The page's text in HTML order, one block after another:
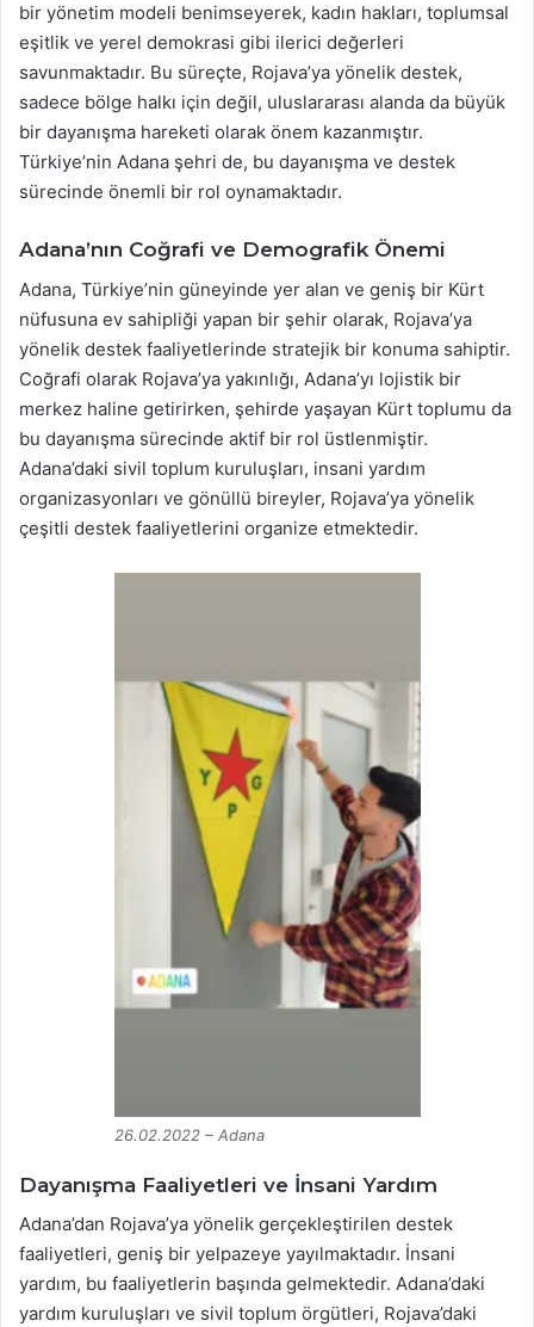
bir yönetim modeli benimseyerek, kadın hakları, toplumsal
eşitlik ve yerel demokrasi gibi ilerici değerleri
savunmaktadır. Bu süreçte, Rojava’ya yönelik destek,
sadece bölge halkı için değil, uluslararası alanda da büyük
bir dayanışma hareketi olarak önem kazanmıştır.
Türkiye’nin Adana şehri de, bu dayanışma ve destek
sürecinde önemli bir rol oynamaktadır.
Adana’nın Coğrafi ve Demografik Önemi
Adana, Türkiye’nin güneyinde yer alan ve geniş bir Kürt
nüfusuna ev sahipliği yapan bir şehir olarak, Rojava’ya
yönelik destek faaliyetlerinde stratejik bir konuma sahiptir.
Coğrafi olarak Rojava’ya yakınlığı, Adana’yı lojistik bir
merkez haline getirirken, şehirde yaşayan Kürt toplumu da
bu dayanışma sürecinde aktif bir rol üstlenmiştir.
Adana’daki sivil toplum kuruluşları, insani yardım
organizasyonları ve gönüllü bireyler, Rojava’ya yönelik
çeşitli destek faaliyetlerini organize etmektedir.
26.02.2022 – Adana
Dayanışma Faaliyetleri ve İnsani Yardım
Adana’dan Rojava’ya yönelik gerçekleştirilen destek
faaliyetleri, geniş bir yelpazeye yayılmaktadır. İnsani
yardım, bu faaliyetlerin başında gelmektedir. Adana’daki
yardım kuruluşları ve sivil toplum örgütleri, Rojava’daki